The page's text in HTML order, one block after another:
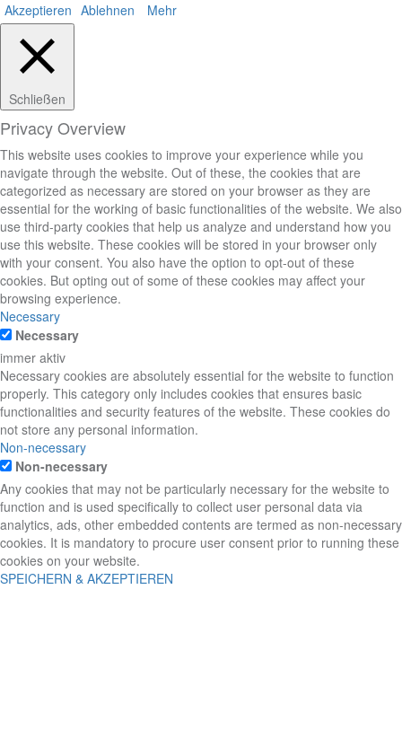
Akzeptieren Ablehnen Mehr
Schließen
Privacy Overview
This website uses cookies to improve your experience while you
navigate through the website. Out of these, the cookies that are
categorized as necessary are stored on your browser as they are
essential for the working of basic functionalities of the website. We also
use third-party cookies that help us analyze and understand how you
use this website. These cookies will be stored in your browser only
with your consent. You also have the option to opt-out of these
cookies. But opting out of some of these cookies may affect your
browsing experience.
Necessary
Necessary
immer aktiv
Necessary cookies are absolutely essential for the website to function
properly. This category only includes cookies that ensures basic
functionalities and security features of the website. These cookies do
not store any personal information.
Non-necessary
Non-necessary
Any cookies that may not be particularly necessary for the website to
function and is used specifically to collect user personal data via
analytics, ads, other embedded contents are termed as non-necessary
cookies. It is mandatory to procure user consent prior to running these
cookies on your website.
SPEICHERN & AKZEPTIEREN